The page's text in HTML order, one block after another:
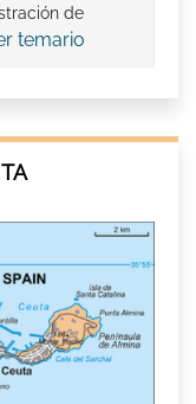
de
temario